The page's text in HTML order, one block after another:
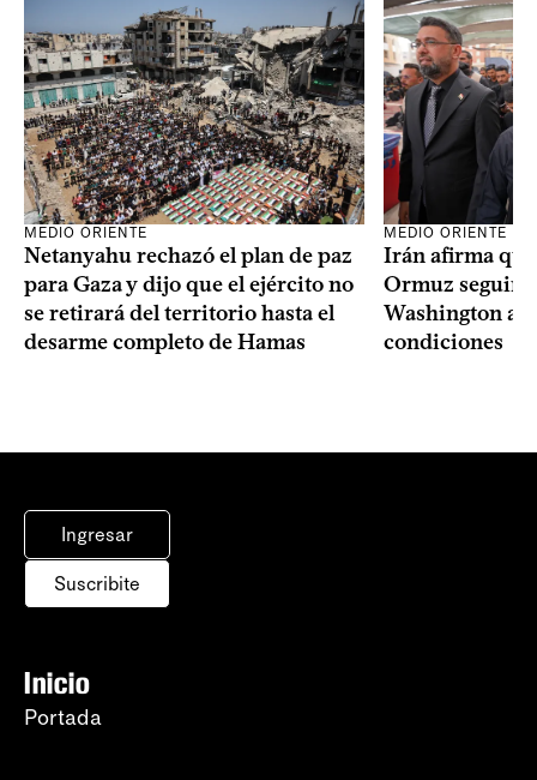
MEDIO ORIENTE
Netanyahu rechazó el plan de paz
para Gaza y dijo que el ejército no
se retirará del territorio hasta el
desarme completo de Hamas
MEDIO ORIENTE
Irán afirma
Ormuz seguirá
Washington
condiciones
Ingresar
Suscribite
Inicio
Portada